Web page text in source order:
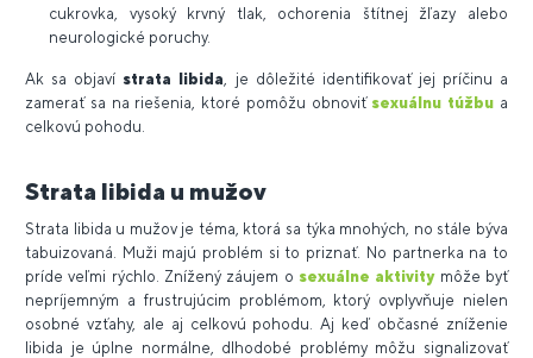
cukrovka, vysoký krvný tlak, ochorenia štítnej žľazy alebo
neurologické poruchy.
Ak sa objaví strata libida , je dôležité identifikovať jej príčinu a
zamerať sa na riešenia, ktoré pomôžu obnoviť sexuálnu túžbu a
celkovú pohodu.
Strata libida u mužov
Strata libida u mužov je téma, ktorá sa týka mnohých, no stále býva
tabuizovaná. Muži majú problém si to priznať. No partnerka na to
príde veľmi rýchlo. Znížený záujem o sexuálne aktivitymôže byť
nepríjemným a frustrujúcim problémom, ktorý ovplyvňuje nielen
osobné vzťahy, ale aj celkovú pohodu. Aj keď občasné zníženie
libida je úplne normálne, dlhodobé problémy môžu signalizovať